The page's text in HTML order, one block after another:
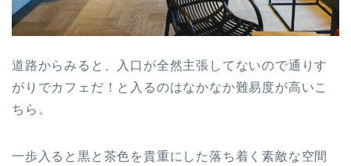
道路からみると、入口が全然主張してないので通りす
がりでカフェだ！と入るのはなかなか難易度が高いこ
ちら。
一歩入ると黒と茶色を貴重にした落ち着く素敵な空間